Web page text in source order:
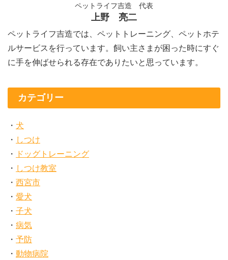
ペットライフ吉造 代表
上野 亮二
ペットライフ吉造では、ペットトレーニング、ペットホテ
ルサービスを行っています。飼い主さまが困った時にすぐ
に手を伸ばせられる存在でありたいと思っています。
カテゴリー
犬
しつけ
ドッグトレーニング
しつけ教室
西宮市
愛犬
子犬
病気
予防
動物病院